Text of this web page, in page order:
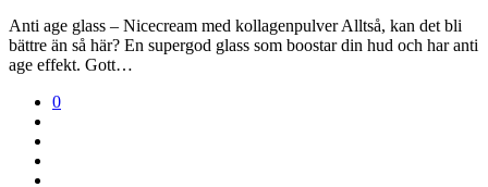
Anti age glass – Nicecream med kollagenpulver Alltså, kan det bli
bättre än så här? En supergod glass som boostar din hud och har anti
age effekt. Gott…
0